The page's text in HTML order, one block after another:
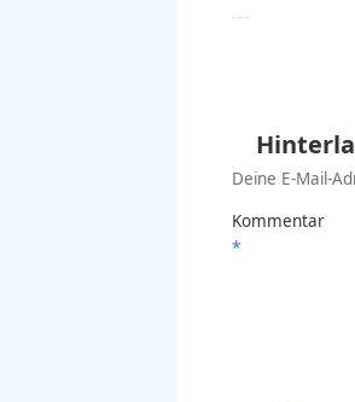
Deine E-Mail-
Kommentar
*